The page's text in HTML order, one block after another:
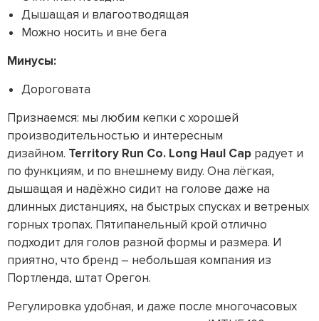
Дышащая и влагоотводящая
Можно носить и вне бега
Минусы:
Дороговата
Признаемся: мы любим кепки с хорошей
производительностью и интересным
дизайном. Territory Run Co. Long Haul Cap радует и
по функциям, и по внешнему виду. Она лёгкая,
дышащая и надёжно сидит на голове даже на
длинных дистанциях, на быстрых спусках и ветреных
горных тропах. Пятипанельный крой отлично
подходит для голов разной формы и размера. И
приятно, что бренд – небольшая компания из
Портленда, штат Орегон.
Регулировка удобная, и даже после многочасовых